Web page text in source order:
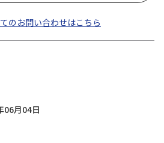
のお問い合わせはこちら
06月04日